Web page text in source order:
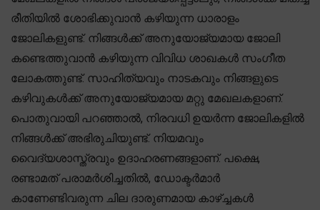
രീതിയിൽ ശോഭിക്കുവാൻ കഴിയുന്ന ധാരാളം
ജോലികളുണ്ട്. നിങ്ങൾക്ക് അനുയോജ്യമായ ജോലി
കണ്ടെത്തുവാൻ കഴിയുന്ന വിവിധ ശാഖകൾ സംഗീത
ലോകത്തുണ്ട്. സാഹിത്യവും നാടകവും നിങ്ങളുടെ
കഴിവുകൾക്ക് അനുയോജ്യമായ മറ്റു മേഖലകളാണ്.
പൊതുവായി പറഞ്ഞാൽ, നിരവധി ഉയർന്ന ജോലികളിൽ
നിങ്ങൾക്ക് അഭിരുചിയുണ്ട്. നിയമവും
വൈദ്യശാസ്ത്രവും ഉദാഹരണങ്ങളാണ്. പക്ഷെ,
രണ്ടാമത് പരാമർശിച്ചതിൽ, ഡോക്ടർമാർ
കാണേണ്ടിവരുന്ന ചില ദാരുണമായ കാഴ്ച്ചകൾ